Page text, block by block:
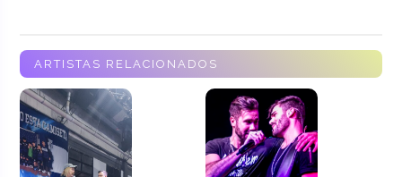
ARTISTAS RELACIONADOS